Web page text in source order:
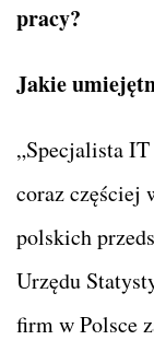
pracy?
Jakie
„Specjalista
coraz częściej
polskich
Urzędu
firm w Polsce